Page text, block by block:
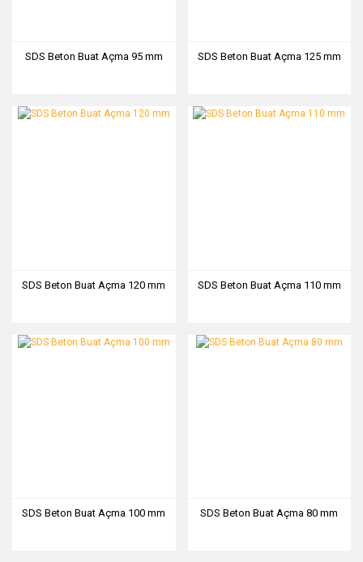
SDS Beton Buat Açma 95 mm SDS Beton Buat Açma 125 mm
SDS Beton Buat Açma 120 mm SDS Beton Buat Açma 110 mm
SDS Beton Buat Açma 100 mm SDS Beton Buat Açma 80 mm